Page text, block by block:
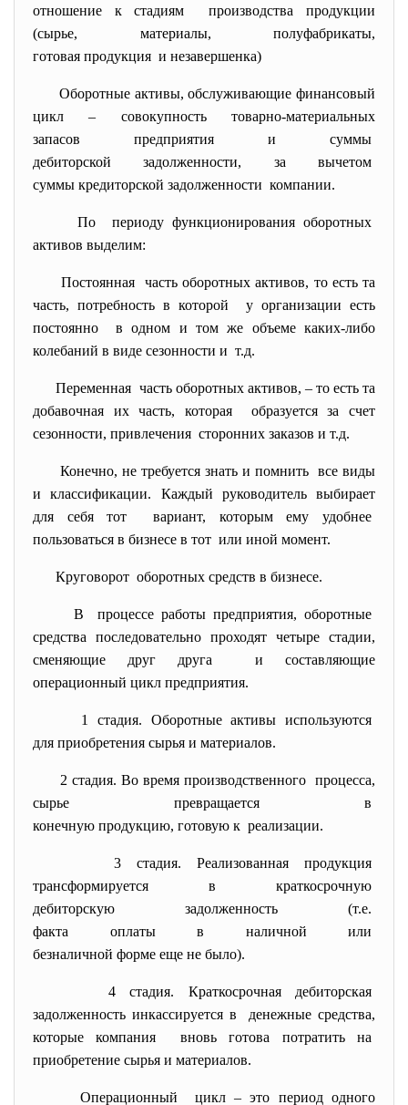
отношение к стадиям производства продукции
(сырье, материалы, полуфабрикаты,
готовая продукция и незавершенка)
Оборотные активы, обслуживающие финансовый
цикл – совокупность товарно-материальных
запасов предприятия и суммы
дебиторской задолженности, за вычетом
суммы кредиторской задолженности компании.
По периоду функционирования оборотных
активов выделим:
Постоянная часть оборотных активов, то есть та
часть, потребность в которой у организации есть
постоянно в одном и том же объеме каких-либо
колебаний в виде сезонности и т.д.
Переменная часть оборотных активов, – то есть та
добавочная их часть, которая образуется за счет
сезонности, привлечения сторонних заказов и т.д.
Конечно, не требуется знать и помнить все виды
и классификации. Каждый руководитель выбирает
для себя тот вариант, которым ему удобнее
пользоваться в бизнесе в тот или иной момент.
Круговорот оборотных средств в бизнесе.
В процессе работы предприятия, оборотные
средства последовательно проходят четыре стадии,
сменяющие друг друга и составляющие
операционный цикл предприятия.
1 стадия. Оборотные активы используются
для приобретения сырья и материалов.
2 стадия. Во время производственного процесса,
сырье превращается в
конечную продукцию, готовую к реализации.
3 стадия. Реализованная продукция
трансформируется в краткосрочную
дебиторскую задолженность (т.е.
факта оплаты в наличной или
безналичной форме еще не было).
4 стадия. Краткосрочная дебиторская
задолженность инкассируется в денежные средства,
которые компания вновь готова потратить на
приобретение сырья и материалов.
Операционный цикл – это период одного